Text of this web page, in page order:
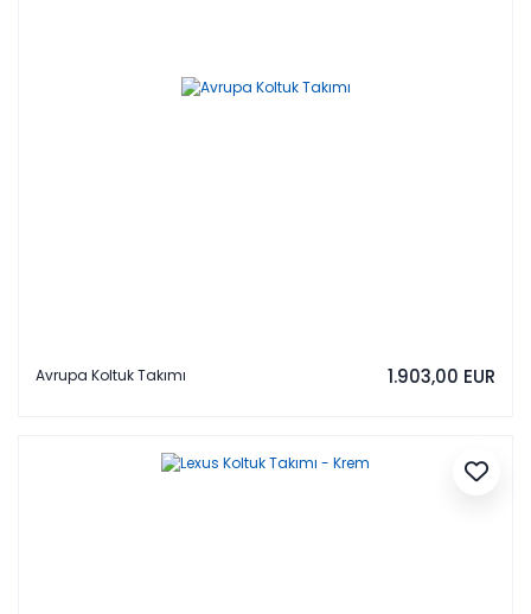
Avrupa Koltuk Takımı 1.903,00 EUR